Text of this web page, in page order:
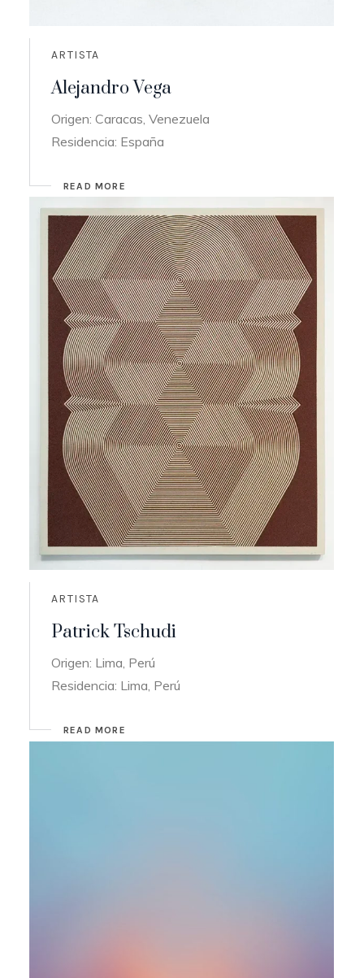
ARTISTA
Alejandro Vega
Origen: Caracas, Venezuela
Residencia: España
READ MORE
ARTISTA
Patrick Tschudi
Origen: Lima, Perú
Residencia: Lima, Perú
READ MORE